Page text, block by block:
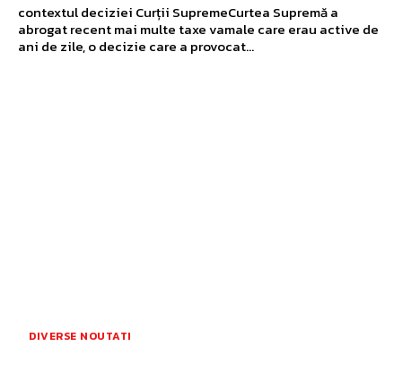
contextul deciziei Curții SupremeCurtea Supremă a
abrogat recent mai multe taxe vamale care erau active de
ani de zile, o decizie care a provocat...
DIVERSE NOUTATI